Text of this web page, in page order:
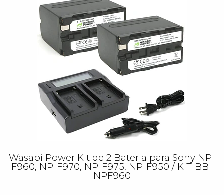
Wasabi Power Kit de 2 Bateria para Sony NP-
F960, NP-F970, NP-F975, NP-F950 / KIT-BB-
NPF960